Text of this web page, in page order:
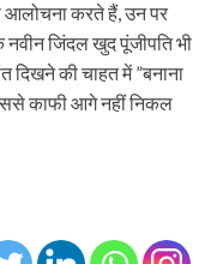
आलोचना करते हैं, उन पर
जिंदल खुद पूंजीपति भी
दिखने की चाहत में ”बनाना
काफी आगे नहीं निकल